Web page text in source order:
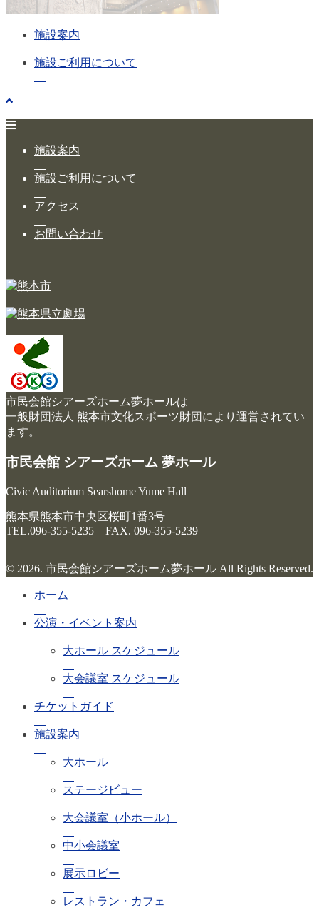
施設案内
施設ご利用について
施設案内
施設ご利用について
アクセス
お問い合わせ
市民会館シアーズホーム夢ホールは
一般財団法人 熊本市文化スポーツ財団により運営されてい
ます。
市民会館 シアーズホーム 夢ホール
Civic Auditorium Searshome Yume Hall
熊本県熊本市中央区桜町1番3号
TEL.096-355-5235 FAX. 096-355-5239
© 2026. 市民会館シアーズホーム夢ホール All Rights Reserved.
ホーム
公演・イベント案内
大ホール スケジュール
大会議室 スケジュール
チケットガイド
施設案内
大ホール
ステージビュー
大会議室（小ホール）
中小会議室
展示ロビー
レストラン・カフェ